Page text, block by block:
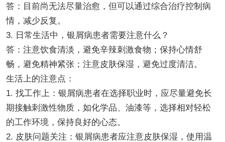
答：目前尚无法尽量治愈，但可以通过综合治疗控制病
情，减少反复。
3. 日常生活中，银屑病患者需要注意什么？
答：注意饮食清淡，避免辛辣刺激食物；保持心情舒
畅，避免精神紧张；注意皮肤保湿，避免过度清洁。
生活上的注意点：
1. 找工作上：银屑病患者在选择职业时，应尽量避免长
期接触刺激性物质，如化学品、油漆等，选择相对轻松
的工作环境，保持良好的心态。
2. 皮肤问题关注：银屑病患者应注意皮肤保湿，使用温